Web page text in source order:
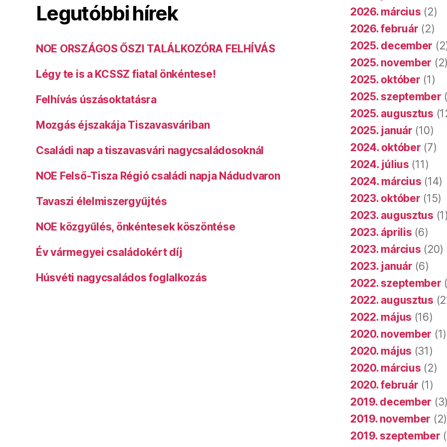
Legutóbbi hírek
NOE ORSZÁGOS ŐSZI TALÁLKOZÓRA FELHÍVÁS
Légy te is a KCSSZ fiatal önkéntese!
Felhívás úszásoktatásra
Mozgás éjszakája Tiszavasváriban
Családi nap a tiszavasvári nagycsaládosoknál
NOE Felső-Tisza Régió családi napja Nádudvaron
Tavaszi élelmiszergyűjtés
NOE közgyűlés, önkéntesek köszöntése
Év vármegyei családokért díj
Húsvéti nagycsaládos foglalkozás
2026. március (2)
2026. február (2)
2025. december
2025. november (2)
2025. október (1)
2025. szeptember
2025. augusztus
2025. január (10)
2024. október (7)
2024. július (11)
2024. március (14)
2023. október (15)
2023. augusztus (1)
2023. április (6)
2023. március (20)
2023. január (6)
2022. szeptember
2022. augusztus
2022. május (16)
2020. november (1)
2020. május (31)
2020. március (2)
2020. február (1)
2019. december (3)
2019. november (2)
2019. szeptember